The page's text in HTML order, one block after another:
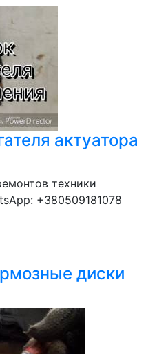
актуатора
техники
+380509181078
диски